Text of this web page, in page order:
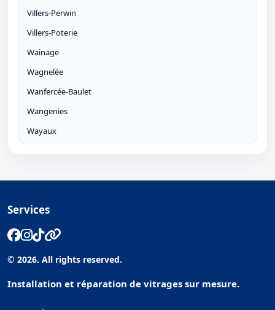
Villers-Perwin
Villers-Poterie
Wainage
Wagnelée
Wanfercée-Baulet
Wangenies
Wayaux
Services
© 2026. All rights reserved.
Installation et réparation de vitrages sur mesure.